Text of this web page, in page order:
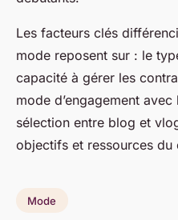
Les facteurs clés
mode reposent sur : le
capacité à gérer les
mode d’engagement avec
sélection entre blog et
objectifs et ressources du
Mode